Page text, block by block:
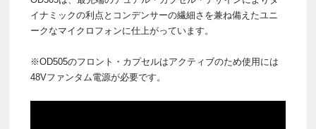
イナミックの利点とコンデンサーの繊細さを兼ね備えたユニ
ークなマイクロフォンに仕上がっています。
※OD505のフロント・カプセルはアクティブのため使用には
48Vファンタム電源が必要です。